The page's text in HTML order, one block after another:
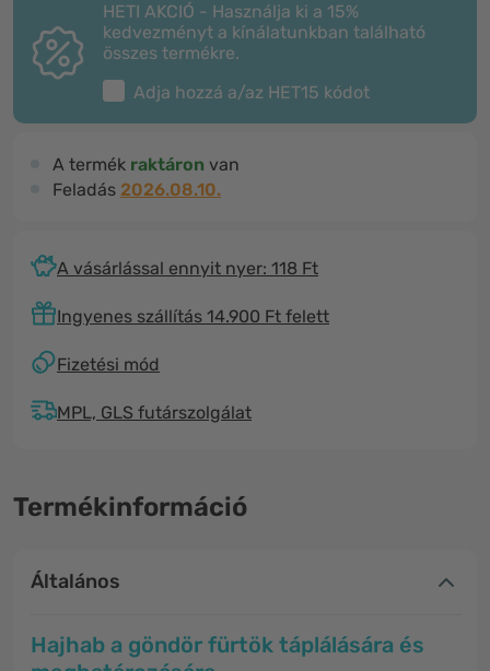
HETI AKCIÓ - Használja ki a 15%
kedvezményt a kínálatunkban található
összes termékre.
Adja hozzá a/az HET15 kódot
A termék raktáron van
Feladás 2026.08.10.
A vásárlással ennyit nyer: 118 Ft
Ingyenes szállítás 14.900 Ft felett
Fizetési mód
MPL, GLS futárszolgálat
Termékinformáció
Általános
Hajhab a göndör fürtök táplálására és